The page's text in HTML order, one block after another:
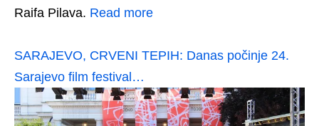
Raifa Pilava. Read more
SARAJEVO, CRVENI TEPIH: Danas počinje 24.
Sarajevo film festival…